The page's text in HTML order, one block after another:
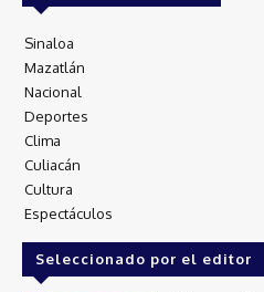
Sinaloa
Mazatlán
Nacional
Deportes
Clima
Culiacán
Cultura
Espectáculos
Seleccionado por el editor